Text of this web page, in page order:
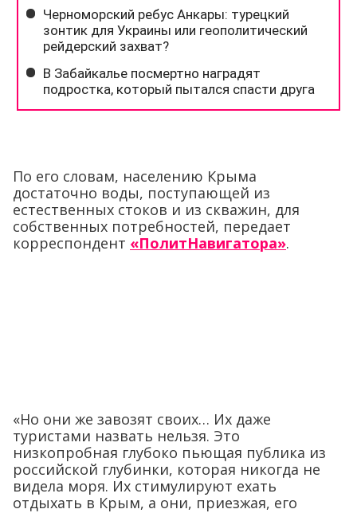
По его словам, населению Крыма
достаточно воды, поступающей из
естественных стоков и из скважин, для
собственных потребностей, передает
корреспондент «ПолитНавигатора».
«Но они же завозят своих… Их даже
туристами назвать нельзя. Это
низкопробная глубоко пьющая публика из
российской глубинки, которая никогда не
видела моря. Их стимулируют ехать
отдыхать в Крым, а они, приезжая, его